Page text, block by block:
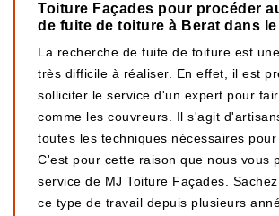
Toiture Façades pour procéder
de fuite de toiture à Berat dans le
La recherche de fuite de toiture est
très difficile à réaliser. En effet, il est
solliciter le service d'un expert pour
comme les couvreurs. Il s'agit
toutes les techniques nécessaires pour
C'est pour cette raison que nous vous
service de MJ Toiture Façades.
ce type de travail depuis plusieurs